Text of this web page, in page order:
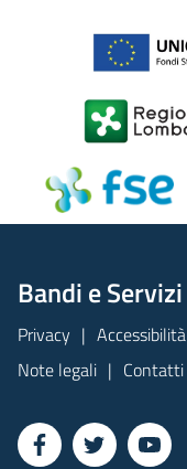
Bandi e Servizi
Privacy Accessibilità
Note legali
Contatti